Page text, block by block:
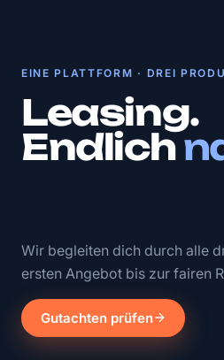
EINE PLATTFORM · DREI
Leasing.
Endlich
Wir begleiten dich durch alle
ersten Angebot bis zur fairen
Gutachten prüfen